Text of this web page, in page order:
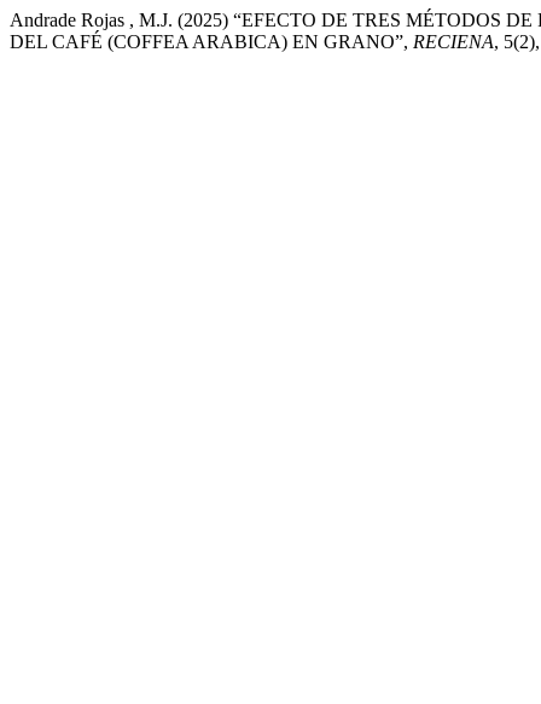
Andrade Rojas , M.J. (2025) “EFECTO DE TRES MÉTODOS
DEL CAFÉ (COFFEA ARABICA) EN GRANO”, RECIENA,